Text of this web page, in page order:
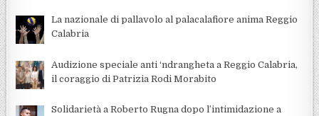
La nazionale di pallavolo al palacalafiore anima Reggio
Calabria
Audizione speciale anti ‘ndrangheta a Reggio Calabria,
il coraggio di Patrizia Rodi Morabito
Solidarietà a Roberto Rugna dopo l’intimidazione a